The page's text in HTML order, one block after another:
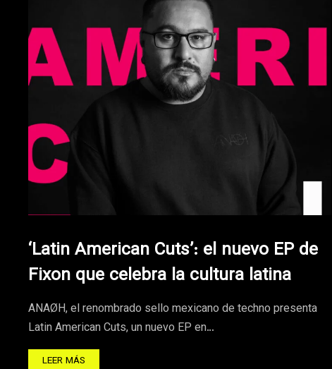
‘Latin American Cuts’: el nuevo EP de
Fixon que celebra la cultura latina
ANAØH, el renombrado sello mexicano de techno presenta
Latin American Cuts, un nuevo EP en…
LEER MÁS